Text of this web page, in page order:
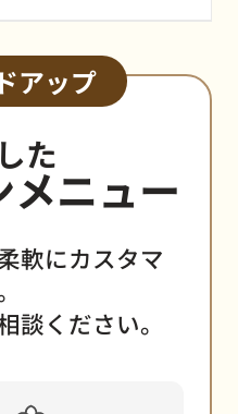
アップ
た
ニュー
軟にカスタマ
談ください。